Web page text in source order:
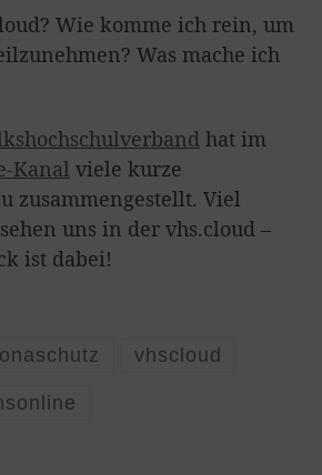
Wie komme ich rein, um
Was mache ich
hat im
Kanal viele kurze
zusammengestellt. Viel
uns in der vhs.cloud –
ist dabei!
vhscloud